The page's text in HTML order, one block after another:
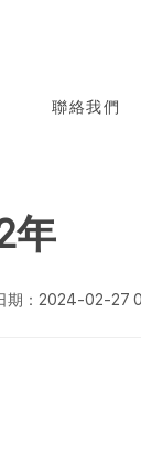
聯絡我們
年
期：2024-02-27